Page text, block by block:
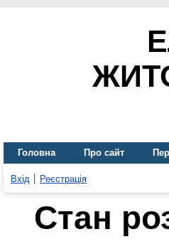
Головна Про сайт
Вхід Реєстрація
Стан